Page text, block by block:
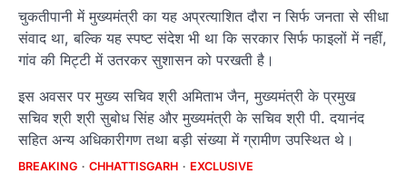
चुकतीपानी में मुख्यमंत्री का यह अप्रत्याशित दौरा न सिर्फ जनता से सीधा
संवाद था, बल्कि यह स्पष्ट संदेश भी था कि सरकार सिर्फ फाइलों में नहीं,
गांव की मिट्टी में उतरकर सुशासन को परखती है।
इस अवसर पर मुख्य सचिव श्री अमिताभ जैन, मुख्यमंत्री के प्रमुख
सचिव श्री श्री सुबोध सिंह और मुख्यमंत्री के सचिव श्री पी. दयानंद
सहित अन्य अधिकारीगण तथा बड़ी संख्या में ग्रामीण उपस्थित थे।
BREAKING CHHATTISGARH EXCLUSIVE